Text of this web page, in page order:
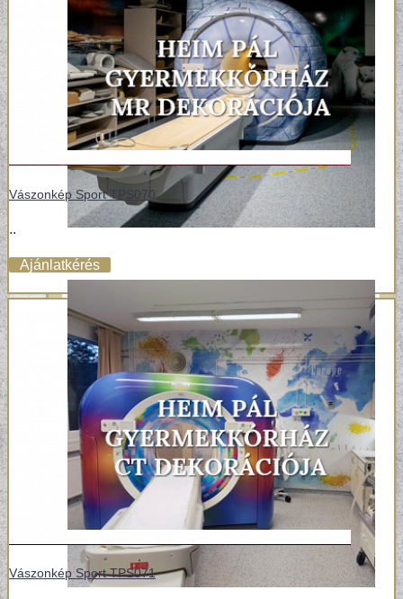
Vászonkép Sport TPS070
..
Ajánlatkérés
Vászonkép Sport TPS071